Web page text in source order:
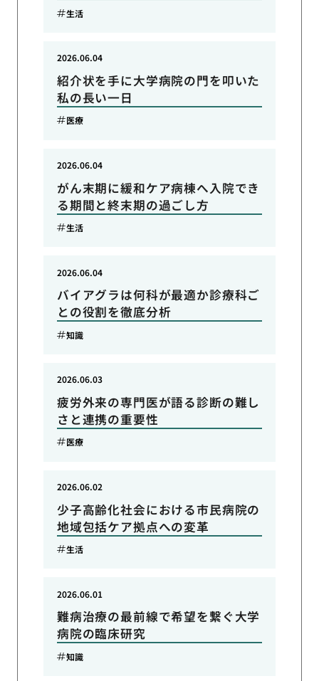
生活
紹介状を手に大学病院の門を叩いた
私の長い一日
2026.06.04
医療
がん末期に緩和ケア病棟へ入院でき
る期間と終末期の過ごし方
2026.06.04
生活
バイアグラは何科が最適か診療科ご
との役割を徹底分析
2026.06.04
知識
疲労外来の専門医が語る診断の難し
さと連携の重要性
2026.06.03
医療
少子高齢化社会における市民病院の
地域包括ケア拠点への変革
2026.06.02
生活
難病治療の最前線で希望を繋ぐ大学
病院の臨床研究
2026.06.01
知識